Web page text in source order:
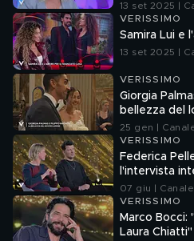
13 set 2025 |
VERISSIMO
Samira Lui e
13 set 2025 |
VERISSIMO
Giorgia
bellezza del
25 gen |
VERISSIMO
Federica
l'intervista
07 giu | Canale
VERISSIMO
Marco Bocci:
Laura Chiatti"